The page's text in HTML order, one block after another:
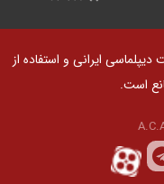
ایرانی و استفاده از
است.